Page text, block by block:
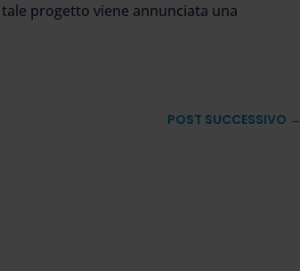
progetto viene annunciata una
POST SUCCESSIVO →